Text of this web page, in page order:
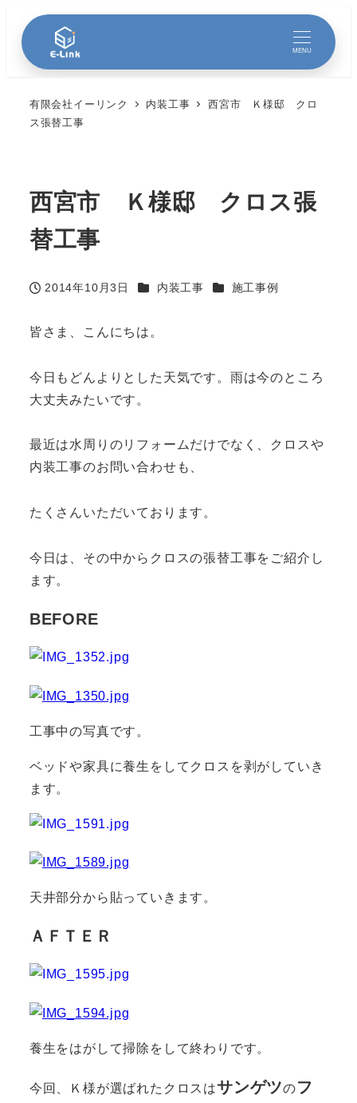
MENU
有限会社イーリンク 内装工事
西宮市 Ｋ様邸 クロ
ス張替工事
西宮市 Ｋ様邸 クロス張
替工事
投稿日
2014年10月3日 カテゴリー
内装工事 カテゴリー
施工事例
皆さま、こんにちは。
今日もどんよりとした天気です。雨は今のところ
大丈夫みたいです。
最近は水周りのリフォームだけでなく、クロスや
内装工事のお問い合わせも、
たくさんいただいております。
今日は、その中からクロスの張替工事をご紹介し
ます。
BEFORE
工事中の写真です。
ベッドや家具に養生をしてクロスを剥がしていき
ます。
天井部分から貼っていきます。
ＡＦＴＥＲ
養生をはがして掃除をして終わりです。
今回、Ｋ様が選ばれたクロスはサンゲツのフ